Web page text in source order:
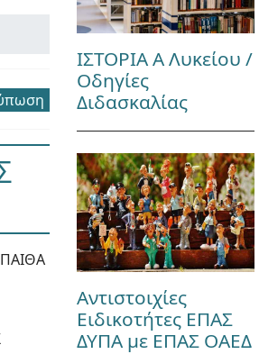
ΙΣΤΟΡΙΑ Α Λυκείου /
Οδηγίες
Διδασκαλίας
Αντιστοιχίες
Ειδικοτήτες ΕΠΑΣ
ΔΥΠΑ με ΕΠΑΣ ΟΑΕΔ